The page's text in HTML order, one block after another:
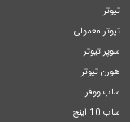
تیوتر
تیوتر معمولی
سوپر تیوتر
هورن تیوتر
ساب ووفر
ساب 10 اینچ